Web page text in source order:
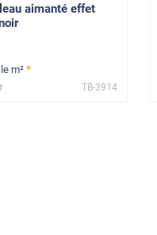
aimanté effet
le m² *
TB-3914